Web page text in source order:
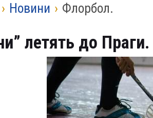
› Новини › Флорбол.
летять до Праги.